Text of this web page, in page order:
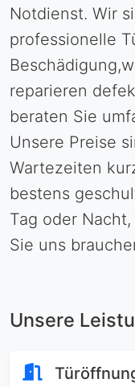
Notdienst. Wir
professionelle
reparieren
beraten Sie
Unsere Preise
Wartezeiten
bestens
Tag oder
Sie uns
Unsere